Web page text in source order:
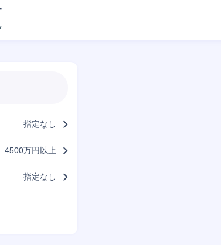
指定なし
4500万円以上
指定なし